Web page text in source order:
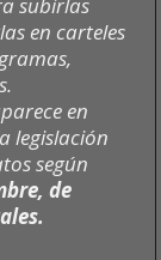
subirlas
en carteles
en
legislación
según
de